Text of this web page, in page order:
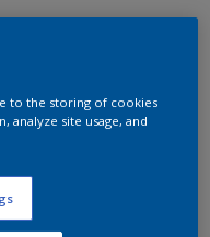
to the storing of cookies
analyze site usage, and